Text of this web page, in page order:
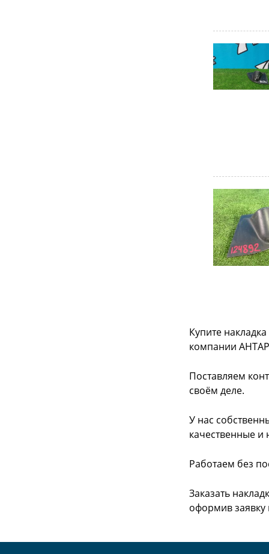
Купите
компании
Поставляем
своём деле.
У нас
качественные и
Работаем без
Заказать
оформив заявку